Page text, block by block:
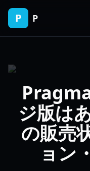
P P
ジ版は
の販売
ョン